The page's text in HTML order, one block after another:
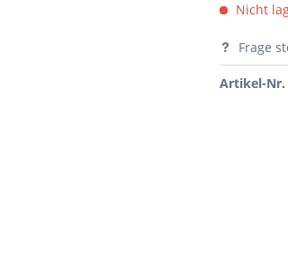
Nicht
Frage
Artikel-Nr.